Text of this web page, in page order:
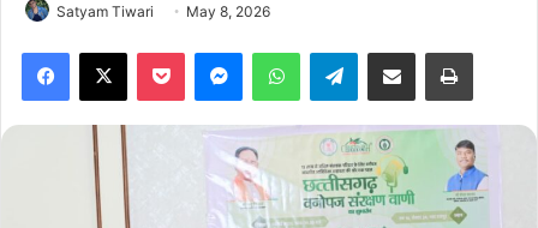
Satyam Tiwari May 8, 2026
Telegram